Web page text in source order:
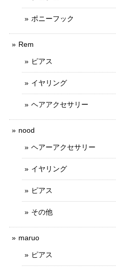
ポニーフック
Rem
ピアス
イヤリング
ヘアアクセサリー
nood
ヘアーアクセサリー
イヤリング
ピアス
その他
maruo
ピアス